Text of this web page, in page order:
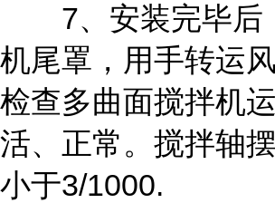
7、安装完毕后
机尾罩，用手转运
检查多曲面搅拌机
活、正常。搅拌轴
小于3/1000.